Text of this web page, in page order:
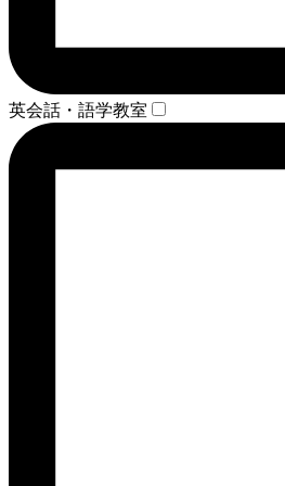
英会話・語学教室